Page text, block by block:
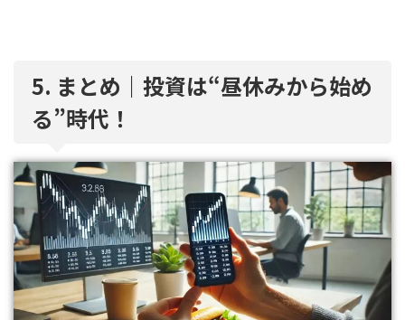
5. まとめ｜投資は“昼休みから始め
る”時代！